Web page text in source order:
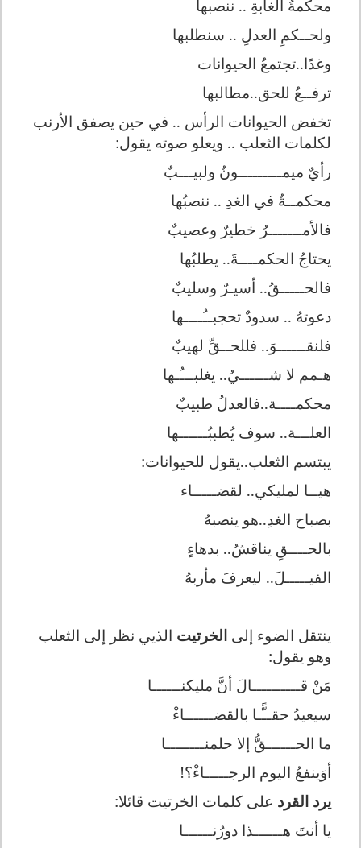
محكمةُ الغابةِ .. ننصبها
ولحــكمِ العدلِ .. سنطلبها
وغدًا..تجتمعُ الحيوانات
ترفــعُ للحق..مطالبها
تخفض الحيوانات الرأس .. في حين يصفق الأرنب
لكلمات الثعلب .. ويعلو صوته يقول:
رأيٌ ميمـــــــــونٌ ولبيـــبٌ
محكمــةٌ في الغدِ .. ننصبُها
فالأمـــــــرُ خطيرٌ وعصيبٌ
يحتاجُ الحكمــــةَ.. يطلبُها
فالحـــــقُ.. أسيـرٌ وسليبٌ
دعوتهُ .. سدودٌ تحجبــُــــها
فلنقــــــوَ.. فللحــقِّ لهيبٌ
هـمم لا شــــــيٌ.. يغلبـــُـها
محكمــــة..فالعدلُ طبيبٌ
العلـــة.. سوف يُطببُــــــها
يبتسم الثعلب..يقول للحيوانات:
هيــا لمليكي.. لقضـــــاء
بصباح الغدِ..هو ينصبهُ
بالحــــقِ يناقشُ.. بدهاءٍ
الفيـــــلَ.. ليعرفَ مأربهُ
ينتقل الضوء إلى الخرتيت الذيي نظر إلى الثعلب
وهو يقول:
مَنْ قــــــــــالَ أنَّ مليكنــــــا
سيعيدُ حقــًّـا بالقضــــــاءْ
ما الحــــــقُّ إلا حلمنــــــــا
أوَينفعُ اليوم الرجـــــاءْ؟!
يرد القرد على كلمات الخرتيت قائلا:
يا أنتَ هــــــذا دورُنــــــا